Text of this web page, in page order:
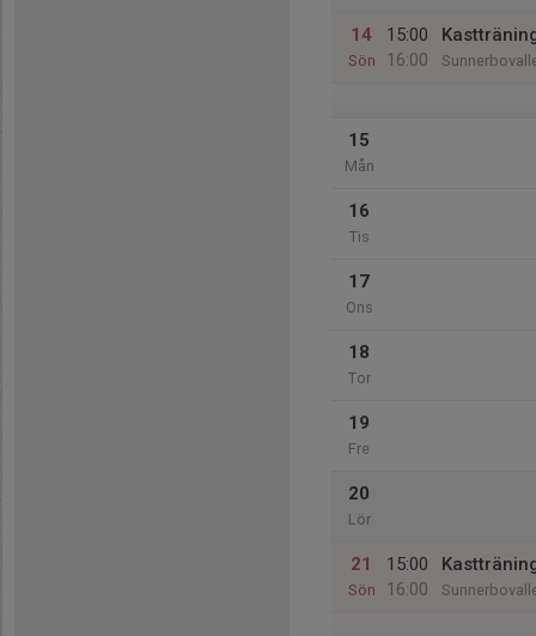
14
Sön
15:00
16:00
15
Mån
16
Tis
17
Ons
18
Tor
19
Fre
20
Lör
21
Sön
15:00
16:00